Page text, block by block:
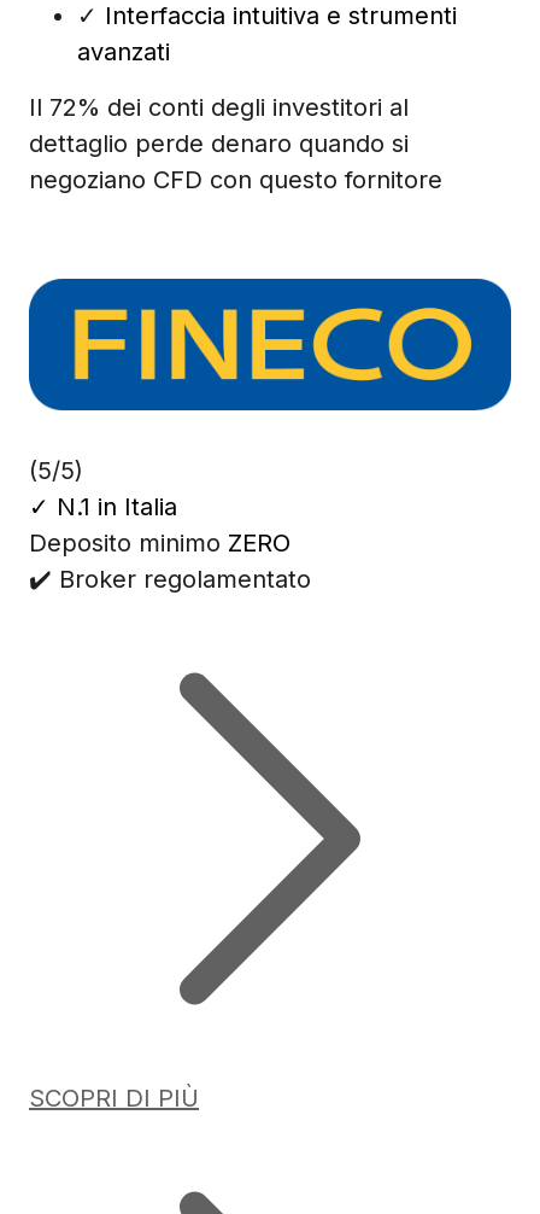
✓ Interfaccia intuitiva e strumenti
avanzati
Il 72% dei conti degli investitori al
dettaglio perde denaro quando si
negoziano CFD con questo fornitore
(5/5)
✓ N.1 in Italia
Deposito minimo ZERO
✔️ Broker regolamentato
SCOPRI DI PIÙ